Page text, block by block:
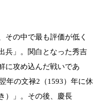
その中で最も評価が低く
兵」。関白となった秀吉
に攻め込んだ戦いであ
年の文禄2（1593）年に休
）」。その後、慶長